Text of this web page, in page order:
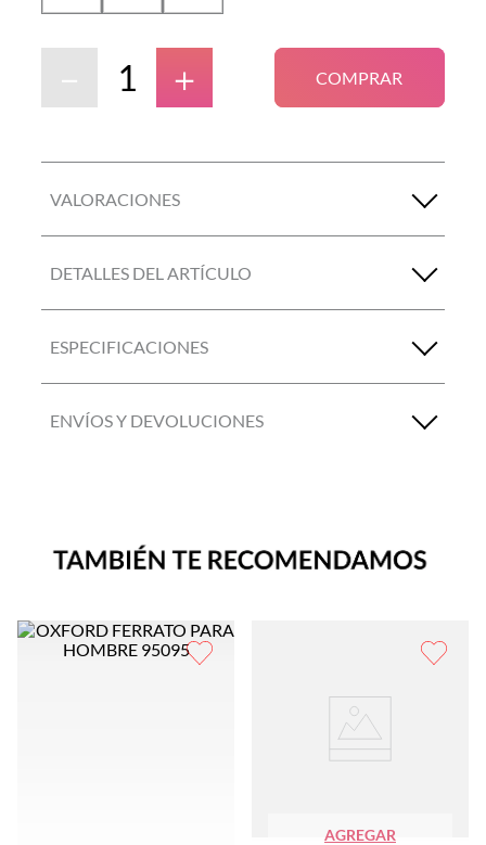
＋
－ COMPRAR
VALORACIONES
DETALLES DEL ARTÍCULO
ESPECIFICACIONES
ENVÍOS Y DEVOLUCIONES
AGREGAR